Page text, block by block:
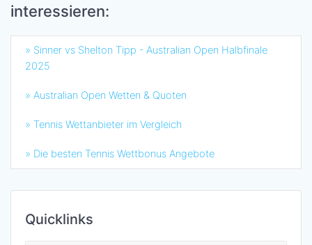
interessieren:
» Sinner vs Shelton Tipp - Australian Open Halbfinale
2025
» Australian Open Wetten & Quoten
» Tennis Wettanbieter im Vergleich
» Die besten Tennis Wettbonus Angebote
Quicklinks